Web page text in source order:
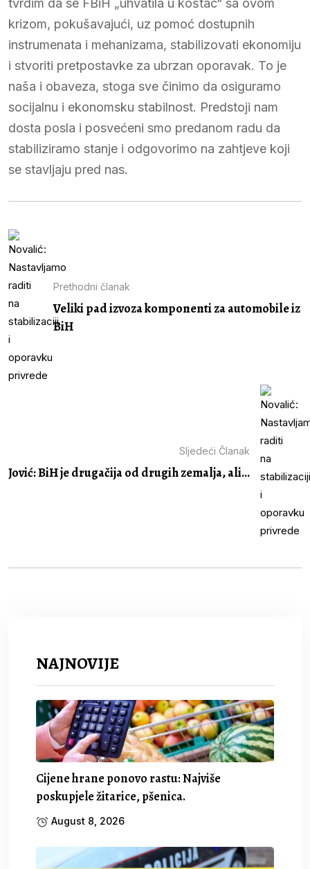
tvrdim da se FBiH „uhvatila u koštac“ sa ovom
krizom, pokušavajući, uz pomoć dostupnih
instrumenata i mehanizama, stabilizovati ekonomiju
i stvoriti pretpostavke za ubrzan oporavak. To je
naša i obaveza, stoga sve činimo da osiguramo
socijalnu i ekonomsku stabilnost. Predstoji nam
dosta posla i posvećeni smo predanom radu da
stabiliziramo stanje i odgovorimo na zahtjeve koji
se stavljaju pred nas.
Prethodni članak
Veliki pad izvoza komponenti za automobile iz
BiH
Sljedeći Članak
Jović: BiH je drugačija od drugih zemalja, ali...
NAJNOVIJE
Cijene hrane ponovo rastu: Najviše
poskupjele žitarice, pšenica.
August 8, 2026